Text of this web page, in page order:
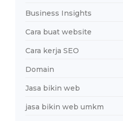
Business Insights
Cara buat website
Cara kerja SEO
Domain
Jasa bikin web
jasa bikin web umkm